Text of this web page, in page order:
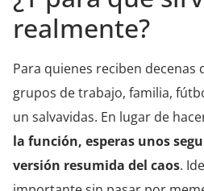
realmente?
Para quienes reciben
grupos de trabajo, familia,
un salvavidas. En lugar de
la función, esperas unos
versión resumida del caos.